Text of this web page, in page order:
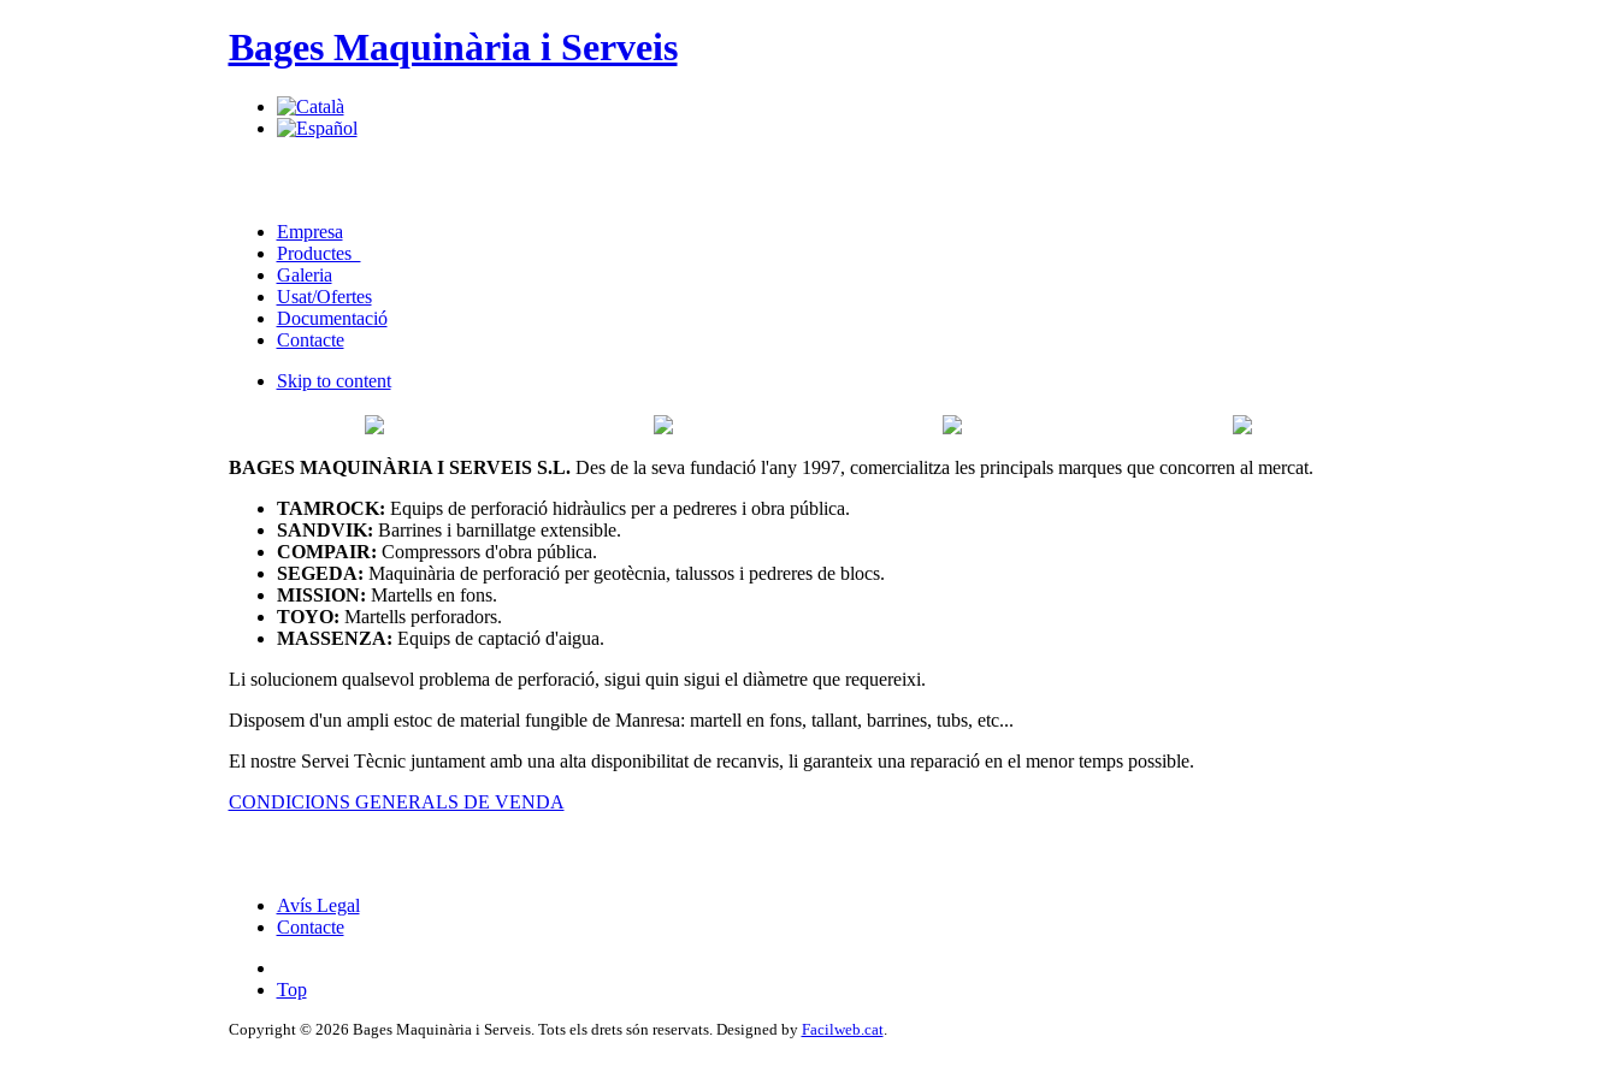
Bages Maquinària i Serveis
Empresa
Productes
Galeria
Usat/Ofertes
Documentació
Contacte
Skip to content
BAGES MAQUINÀRIA I SERVEIS S.L.Des de la seva fundació l'any 1997, comercialitza les principals marques que concorren al mercat.
TAMROCK: Equips de perforació hidràulics per a pedreres i obra pública.
SANDVIK: Barrines i barnillatge extensible.
COMPAIR: Compressors d'obra pública.
SEGEDA: Maquinària de perforació per geotècnia, talussos i pedreres de blocs.
MISSION: Martells en fons.
TOYO: Martells perforadors.
MASSENZA: Equips de captació d'aigua.
Li solucionem qualsevol problema de perforació, sigui quin sigui el diàmetre que requereixi.
Disposem d'un ampli estoc de material fungible de Manresa: martell en fons, tallant, barrines, tubs, etc...
El nostre Servei Tècnic juntament amb una alta disponibilitat de recanvis, li garanteix una reparació en el menor temps possible.
CONDICIONS GENERALS DE VENDA
Avís Legal
Contacte
Top
Copyright © 2026 Bages Maquinària i Serveis. Tots els drets són reservats. Designed by Facilweb.cat.